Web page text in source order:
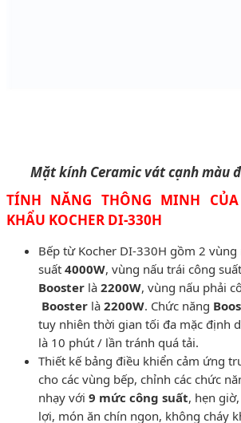
Mặt kính Ceramic vát cạnh màu
TÍNH NĂNG THÔNG MINH
KHẨU KOCHER DI-330H
Bếp từ Kocher DI-330H gồm 2
suất 4000W, vùng nấu trái công suất
Booster là 2200W, vùng nấu phải
Booster là 2200W. Chức năng
tuy nhiên thời gian tối đa mặc định
là 10 phút / lần tránh quá tải.
Thiết kế bảng điều khiển cảm ứng
cho các vùng bếp, chỉnh các chức
nhạy với 9 mức công suất, hẹn
lợi, món ăn chín ngon, không cháy